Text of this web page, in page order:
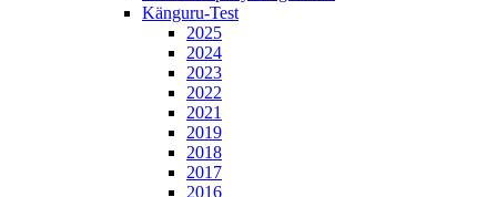
Känguru-Test
2025
2024
2023
2022
2021
2019
2018
2017
2016